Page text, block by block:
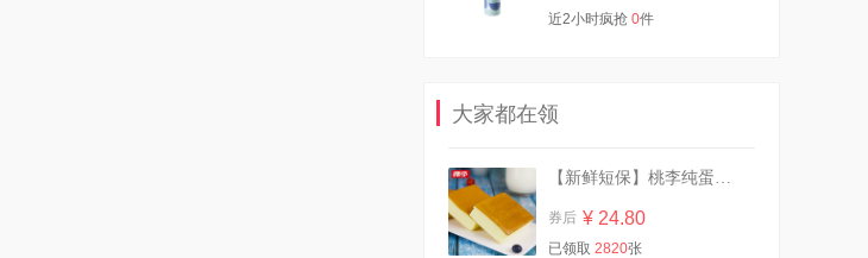
【买一送一】可心柔婴儿柔纸
券后 ¥ 91.70
近2小时疯抢 0件
大家都在领
【新鲜短保】桃李纯蛋糕720g营养早餐
券后 ¥ 24.80
已领取 2820张